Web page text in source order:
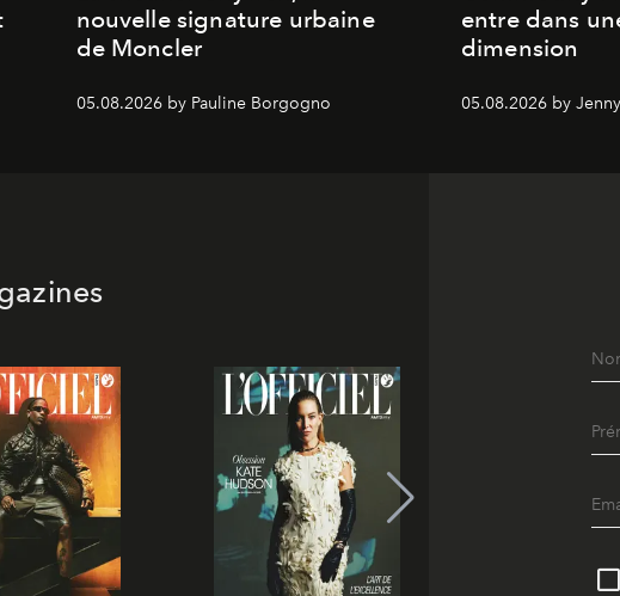
nouvelle signature urbaine
de Moncler
05.08.2026 by Pauline Borgogno
entre dans
dimension
05.08.2026 by